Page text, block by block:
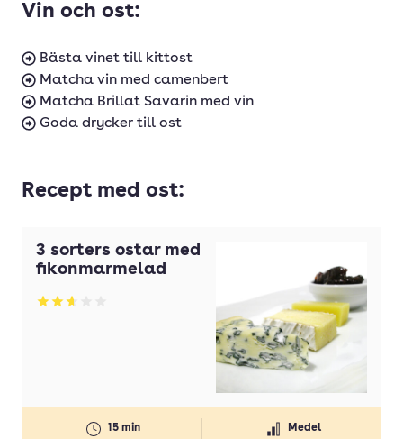
Vin och ost:
Bästa vinet till kittost
Matcha vin med camenbert
Matcha Brillat Savarin med vin
Goda drycker till ost
Recept med ost:
3 sorters ostar med
fikonmarmelad
Betyg: 2.63 av 5
15 min Medel